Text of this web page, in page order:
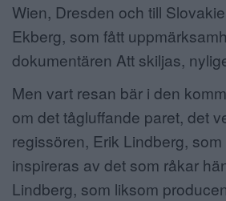
Wien, Dresden och till
Ekberg, som fått
dokumentären Att skiljas,
Men vart resan bär i den
om det tågluffande paret, det
regissören, Erik Lindberg,
inspireras av det som råkar
Lindberg, som liksom